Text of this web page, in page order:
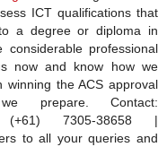
ICT qualifications that
a degree or diploma in
considerable professional
now and know how we
the ACS approval
prepare. Contact:
| (+61) 7305-38658 |
to all your queries and